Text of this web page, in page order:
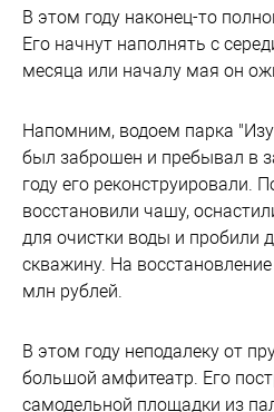
В этом году наконец-то
Его начнут наполнять с
месяца или началу мая он
Напомним, водоем парка
был заброшен и пребывал в
году его реконструировали.
восстановили чашу,
для очистки воды и пробили
скважину. На
млн рублей.
В этом году неподалеку от
большой амфитеатр. Его
самодельной площадки из